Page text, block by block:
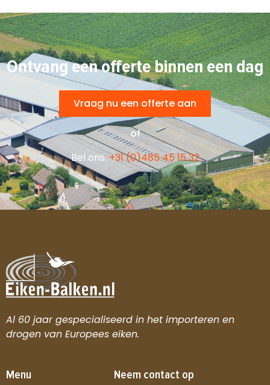
Ontvang een offerte binnen een dag
Vraag nu een offerte aan
of
Bel ons.+31 (0)485 45 15 32
Al 60 jaar gespecialiseerd in het importeren en
drogen van Europees eiken.
Menu Neem contact op